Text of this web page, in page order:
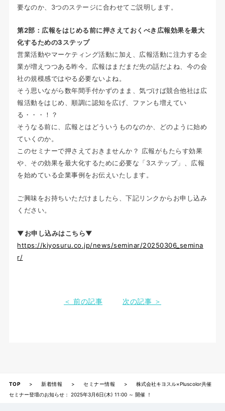
要なのか、3つのステージに合わせてご説明します。
第2部：広報をはじめる前に押さえておくべき広報効果を最大
化するための3ステップ
営業活動やマーケティング活動に加え、広報活動に注力する企
業が増えつつある昨今。広報はまだまだ先の話だよね、今の会
社の規模感ではやる必要ないよね。
そう思いながら数年間手付かずのまま、気づけば競合他社は広
報活動をはじめ、順調に認知を広げ、ファンも増えてい
る・・・！？
そうなる前に、広報とはどういうものなのか、どのように始め
ていくのか。
このセミナーで押さえておきませんか？ 広報がもたらす効果
や、その効果を最大化するために必要な「3ステップ」、広報
を始めている企業事例をお伝えいたします。
ご興味をお持ちいただけましたら、下記リンクからお申し込み
ください。
▼お申し込みはこちら▼
https://kiyosuru.co.jp/news/seminar/20250306_semina
r/
＜ 前の記事 次の記事 ＞
TOP > 新着情報 > セミナー情報 >
株式会社キヨスル×Pluscolor共催
セミナー登壇のお知らせ： 2025年3月6日(木) 11:00 ～ 開催 ！